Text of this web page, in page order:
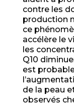
contre les
production
ce
accélère le
les
Q10
est
de la peau
observés